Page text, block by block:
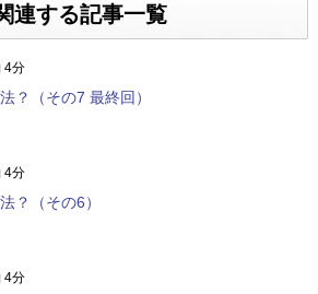
連する記事一覧
4分
？（その7 最終回）
4分
？（その6）
4分